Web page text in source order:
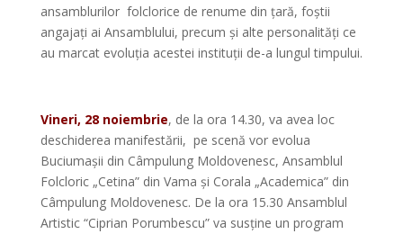
ansamblurilor folclorice de renume din țară, foștii
angajați ai Ansamblului, precum și alte personalități ce
au marcat evoluția acestei instituții de-a lungul timpului.
Vineri, 28 noiembrie, de la ora 14.30, va avea loc
deschiderea manifestării, pe scenă vor evolua
Buciumașii din Câmpulung Moldovenesc, Ansamblul
Folcloric „Cetina” din Vama și Corala „Academica” din
Câmpulung Moldovenesc. De la ora 15.30 Ansamblul
Artistic “Ciprian Porumbescu” va susține un program